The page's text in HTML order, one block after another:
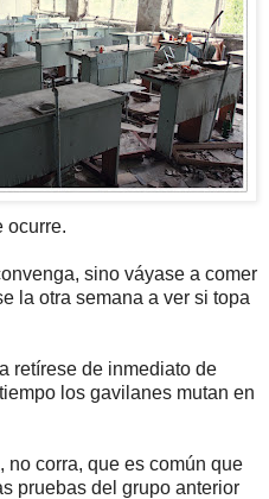
ocurre.
sino váyase a comer
la otra semana a ver si topa
retírese de inmediato de
los gavilanes mutan en
corra, que es común que
pruebas del grupo anterior